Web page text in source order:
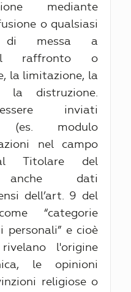
mediante
o qualsiasi
di messa a
il raffronto o
la limitazione, la
la distruzione.
inviati
(es. modulo
nel campo
al Titolare del
anche dati
dell’art. 9 del
“categorie
e cioè
l'origine
le opinioni
religiose o